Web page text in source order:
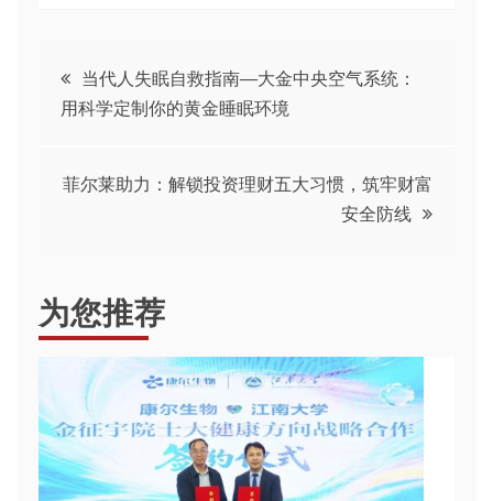
文
章
导
当代人失眠自救指南—大金中央空气系统：
用科学定制你的黄金睡眠环境
菲尔莱助力：解锁投资理财五大习惯，筑牢财富
安全防线
为您推荐